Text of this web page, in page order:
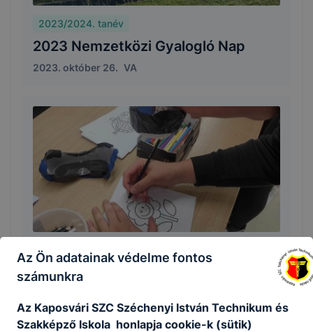
2023/2024. tanév
2023 Nemzetközi Gyalogló Nap
2023. október 26. VA
2023 Vakok és Gyengénlátók
2023. október 26.
Az Ön adatainak védelme fontos
számunkra
Az Kaposvári SZC Széchenyi István Technikum és
Szakképző Iskola honlapja cookie-k (sütik)